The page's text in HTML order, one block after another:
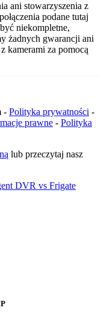
ani stowarzyszenia z
podane tutaj
niekompletne,
żadnych gwarancji ani
kamerami za pomocą
- Polityka prywatności -
prawne - Polityka
lub przeczytaj nasz
DVR vs Frigate